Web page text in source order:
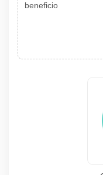
beneficio